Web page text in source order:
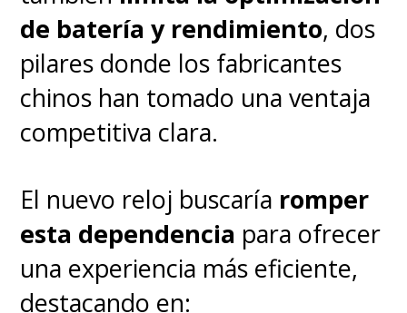
abrupto"al cumplir la edad
mínima. Para este sector,
funciones peligrosas como las
transmisiones en vivo
(livestreaming) y la posibilidad
desconocidos estarán
desactivadas por defecto.
de batería y rendimiento, dos
pilares donde los fabricantes
chinos han tomado una ventaja
competitiva clara.
El nuevo reloj buscaría romper
esta dependencia para ofrecer
una experiencia más eficiente,
destacando en: